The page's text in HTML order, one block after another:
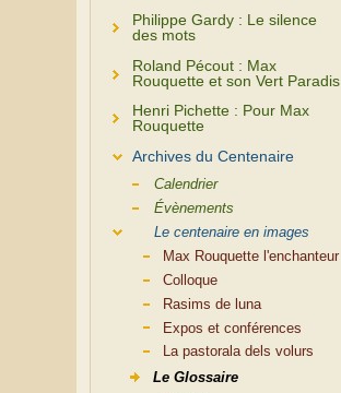
Philippe Gardy : Le silence
des mots
Roland Pécout : Max
Rouquette et son Vert Paradis
Henri Pichette : Pour Max
Rouquette
Archives du Centenaire
Calendrier
Évènements
Le centenaire en images
Max Rouquette l'enchanteur
Colloque
Rasims de luna
Expos et conférences
La pastorala dels volurs
Le Glossaire